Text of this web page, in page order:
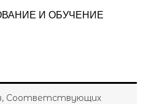
И ОБУЧЕНИЕ
Соответствующих